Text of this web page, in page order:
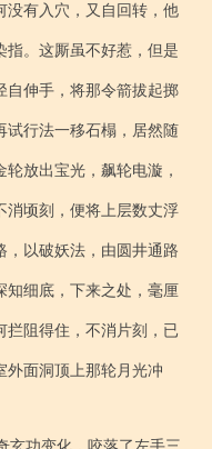
没有入穴，又自回转，他
指。这厮虽不好惹，但是
自伸手，将那令箭拔起掷
试行法一移石榻，居然随
放出宝光，飙轮电漩，
消顷刻，便将上层数丈浮
，以破妖法，由圆井通路
知细底，下来之处，毫厘
拦阻得住，不消片刻，已
外面洞顶上那轮月光冲